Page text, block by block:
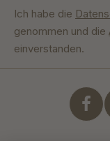
Ich habe die
genommen und die
einverstanden.